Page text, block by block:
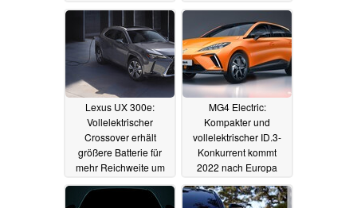
Lexus UX 300e:
Vollelektrischer
Crossover erhält
größere Batterie für
mehr Reichweite um
bis zu 40 Prozent
MG4 Electric:
Kompakter und
vollelektrischer ID.3-
Konkurrent kommt
2022 nach Europa
28.06.2022